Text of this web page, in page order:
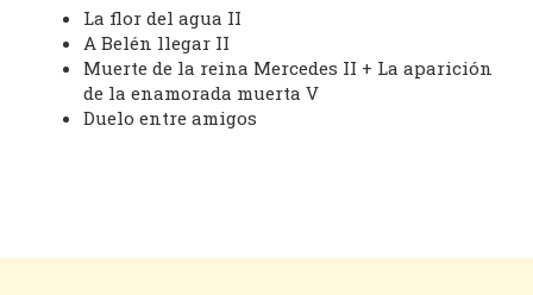
La flor del agua II
A Belén llegar II
Muerte de la reina Mercedes II + La aparición
de la enamorada muerta V
Duelo entre amigos